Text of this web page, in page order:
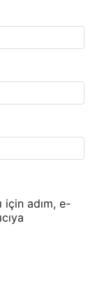
için adım, e-